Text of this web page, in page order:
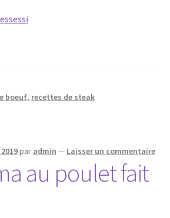
boeuf, recettes de steak
par admin — Laisser un commentaire
au poulet fait